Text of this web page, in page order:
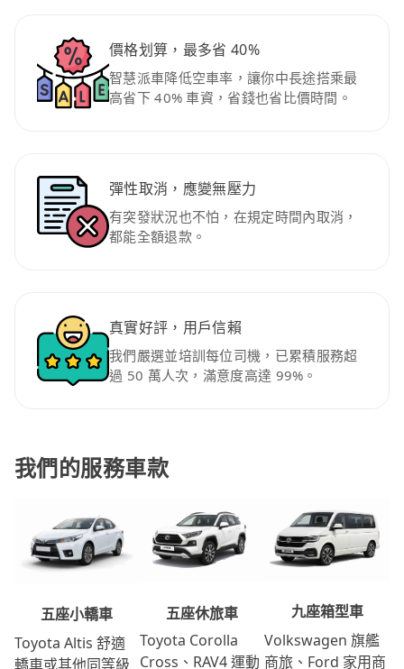
價格划算，最多省 40%
智慧派車降低空車率，讓你中長途搭乘最
高省下 40% 車資，省錢也省比價時間。
彈性取消，應變無壓力
有突發狀況也不怕，在規定時間內取消，
都能全額退款。
真實好評，用戶信賴
我們嚴選並培訓每位司機，已累積服務超
過 50 萬人次，滿意度高達 99%。
我們的服務車款
五座小轎車
Toyota Altis 舒適
轎車或其他同等級
五座休旅車
Toyota Corolla
Cross、RAV4 運動
九座箱型車
Volkswagen 旗艦
商旅、Ford 家用商